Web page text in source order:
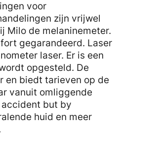
voor
zijn vrijwel
Milo de melaninemeter.
gegarandeerd. Laser
laser. Er is een
opgesteld. De
en biedt tarieven op de
vanuit omliggende
accident but by
huid en meer